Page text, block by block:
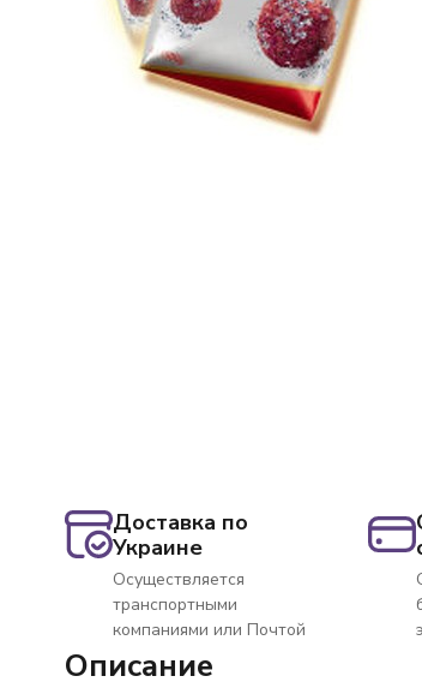
Доставка по
Украине
Осуществляется
транспортными
компаниями или Почтой
Описание